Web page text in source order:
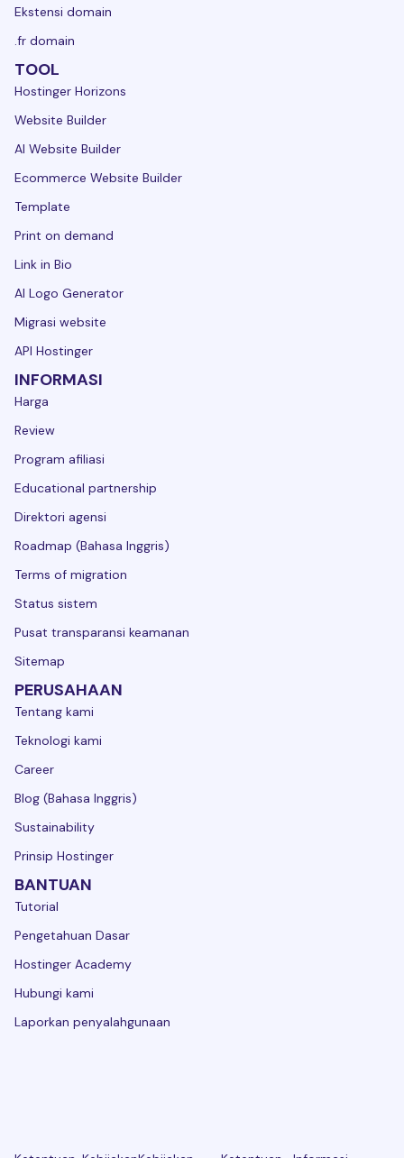
Ekstensi domain
.fr domain
TOOL
Hostinger Horizons
Website Builder
AI Website Builder
Ecommerce Website Builder
Template
Print on demand
Link in Bio
AI Logo Generator
Migrasi website
API Hostinger
INFORMASI
Harga
Review
Program afiliasi
Educational partnership
Direktori agensi
Roadmap (Bahasa Inggris)
Terms of migration
Status sistem
Pusat transparansi keamanan
Sitemap
PERUSAHAAN
Tentang kami
Teknologi kami
Career
Blog (Bahasa Inggris)
Sustainability
Prinsip Hostinger
BANTUAN
Tutorial
Pengetahuan Dasar
Hostinger Academy
Hubungi kami
Laporkan penyalahgunaan